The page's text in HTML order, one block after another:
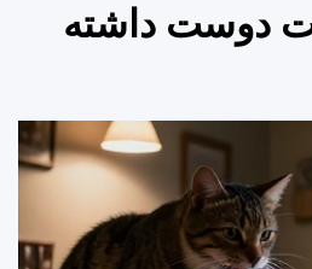
دوست داشته